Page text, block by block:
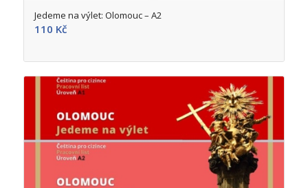
5.00
Jedeme na výlet: Olomouc – A2
110 Kč